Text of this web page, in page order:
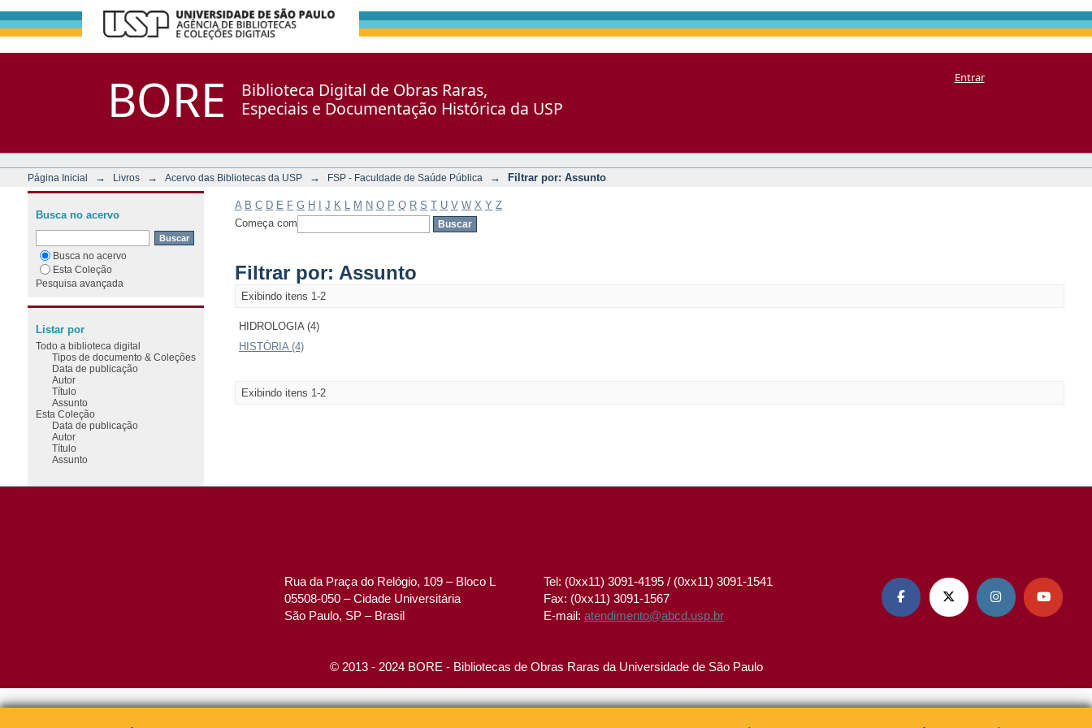
BORE
Biblioteca Digital de Obras Raras,
Especiais e Documentação Histórica da USP
Entrar
Página Inicial → Livros → Acervo das Bibliotecas da USP → FSP - Faculdade de Saúde Pública → Filtrar por: Assunto
A B C D E F G H J K M N O P Q R S T U V W X Y Z
Começa com
Filtrar por: Assunto
Exibindo itens 1-2
HIDROLOGIA (4)
HISTÓRIA (4)
Exibindo itens 1-2
Busca no acervo
Busca no acervo
Esta Coleção
Pesquisa avançada
Listar por
Todo a biblioteca digital
Tipos de documento & Coleções
Data de publicação
Autor
Título
Assunto
Esta Coleção
Data de publicação
Autor
Título
Assunto
Rua da Praça do Relógio, 109 – Bloco L
05508-050 – Cidade Universitária
São Paulo, SP – Brasil
Tel: (0xx11) 3091-4195 / (0xx11) 3091-1541
Fax: (0xx11) 3091-1567
E-mail:atendimento@abcd.usp.br
   
© 2013 - 2024 BORE - Bibliotecas de Obras Raras da Universidade de São Paulo